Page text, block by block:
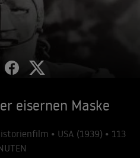
eisernen Maske
• USA (1939) • 113